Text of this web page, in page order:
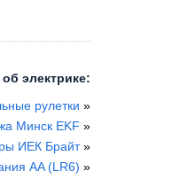
электрике:
рулетки »
Минск EKF »
ИЕК Брайт»
AA (LR6) »